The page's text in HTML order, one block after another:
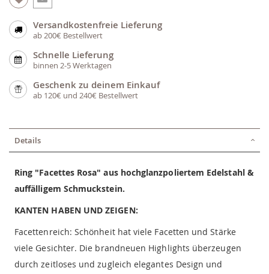
Versandkostenfreie Lieferung
ab 200€ Bestellwert
Schnelle Lieferung
binnen 2-5 Werktagen
Geschenk zu deinem Einkauf
ab 120€ und 240€ Bestellwert
Details
Ring "Facettes Rosa" aus hochglanzpoliertem Edelstahl &
auffälligem Schmuckstein.
KANTEN HABEN UND ZEIGEN:
Facettenreich: Schönheit hat viele Facetten und Stärke
viele Gesichter. Die brandneuen Highlights überzeugen
durch zeitloses und zugleich elegantes Design und